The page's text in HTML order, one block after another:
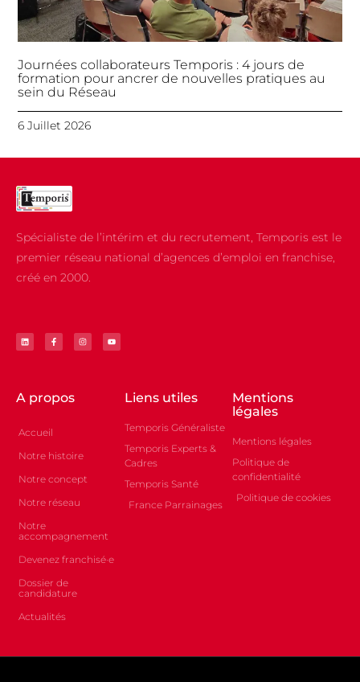
Journées collaborateurs Temporis : 4 jours de
formation pour ancrer de nouvelles pratiques au
sein du Réseau
6 Juillet 2026
Spécialiste de l’intérim et du recrutement, Temporis est le
premier réseau national d’agences d’emploi en franchise,
créé en 2000.
A propos
Accueil
Notre histoire
Notre concept
Notre réseau
Notre
accompagnement
Devenez franchisé·e
Dossier de
candidature
Actualités
Liens utiles
Temporis Généraliste
Temporis Experts &
Cadres
Temporis Santé
France Parrainages
Mentions
légales
Mentions légales
Politique de
confidentialité
Politique de cookies